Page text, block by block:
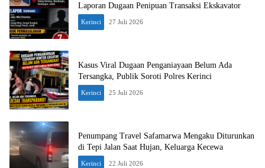
Laporan Dugaan Penipuan Transaksi Ekskavator
Kerinci 27 Juli 2026
Kasus Viral Dugaan Penganiayaan Belum Ada
Tersangka, Publik Soroti Polres Kerinci
Kerinci 25 Juli 2026
Penumpang Travel Safamarwa Mengaku Diturunkan
di Tepi Jalan Saat Hujan, Keluarga Kecewa
Kerinci 22 Juli 2026